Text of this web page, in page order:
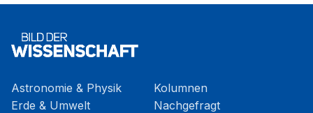
Astronomie & Physik
Erde & Umwelt
Kolumnen
Nachgefragt